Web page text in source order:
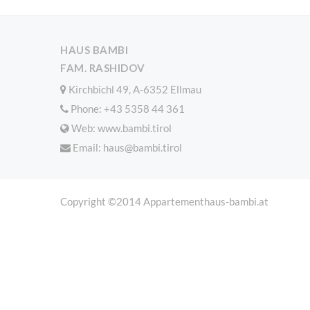
HAUS BAMBI
FAM. RASHIDOV
Kirchbichl 49, A-6352 Ellmau
Phone: +43 5358 44 361
Web: www.bambi.tirol
Email: haus@bambi.tirol
Copyright ©2014 Appartementhaus-bambi.at